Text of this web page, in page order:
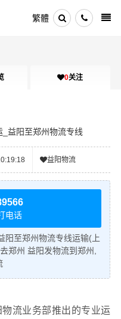
繁體
0关注
益阳至郑州物流专线
益阳物流
电话
阳至郑州物流专线运输(上
郑州 益阳发物流到郑州,
流业务部推出的专业运